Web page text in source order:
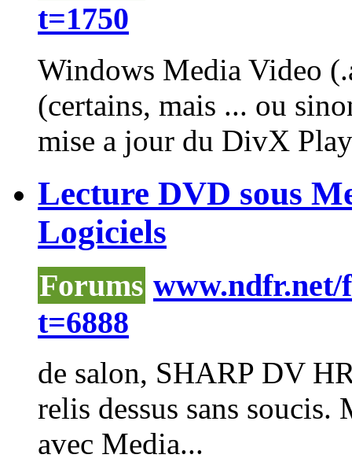
t=1750
Windows Media Video
(certains, mais ... ou
mise a jour du DivX
Lecture DVD sous
Logiciels
Forums www.ndfr.net/
t=6888
de salon, SHARP DV
relis dessus sans soucis.
avec Media...